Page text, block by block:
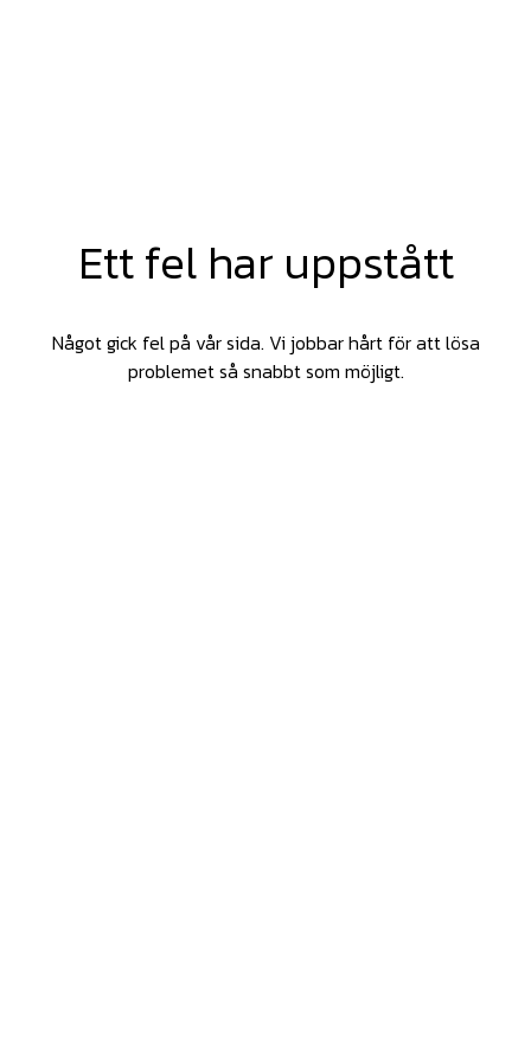
Ett fel har uppstått
Något gick fel på vår sida. Vi jobbar hårt för att lösa
problemet så snabbt som möjligt.